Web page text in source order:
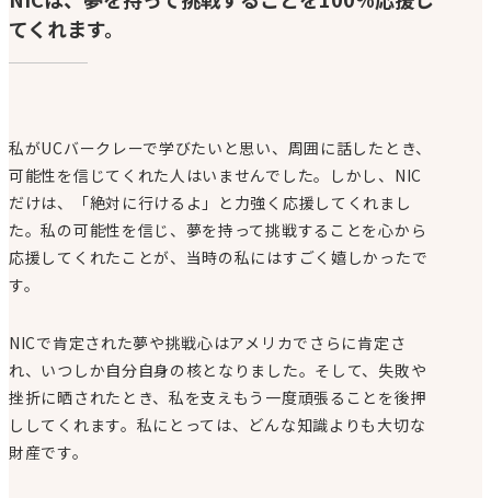
てくれます。
私がUCバークレーで学びたいと思い、周囲に話したとき、
可能性を信じてくれた人はいませんでした。しかし、NIC
だけは、「絶対に行けるよ」と力強く応援してくれまし
た。私の可能性を信じ、夢を持って挑戦することを心から
応援してくれたことが、当時の私にはすごく嬉しかったで
す。
NICで肯定された夢や挑戦心はアメリカでさらに肯定さ
れ、いつしか自分自身の核となりました。そして、失敗や
挫折に晒されたとき、私を支えもう一度頑張ることを後押
ししてくれます。私にとっては、どんな知識よりも大切な
財産です。